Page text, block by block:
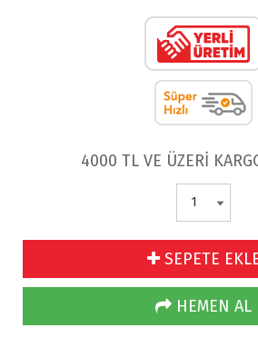
4000 TL VE ÜZERİ
SEPETE
HEMEN AL